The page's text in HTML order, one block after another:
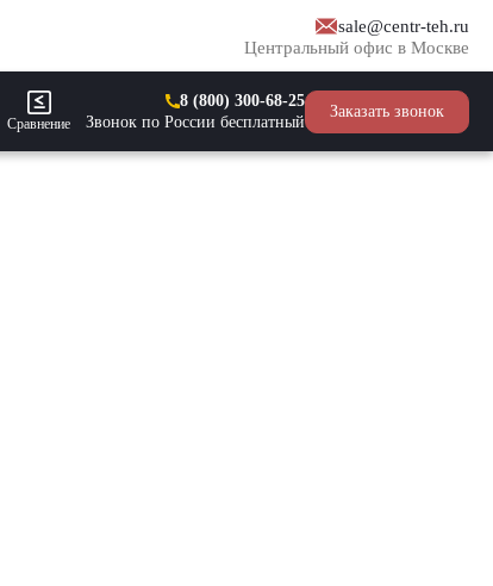
sale@centr-teh.ru
Центральный офис в Москве
Сравнение
8 (800) 300-68-25
Звонок по России бесплатный
Заказать звонок